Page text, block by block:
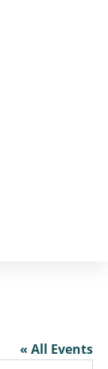
« All Events